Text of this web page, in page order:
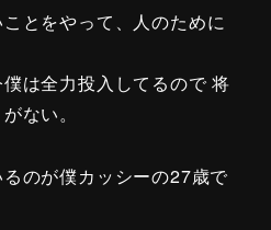
とをやって、人のために
は全力投入してるので 将
ない。
のが僕カッシーの27歳で